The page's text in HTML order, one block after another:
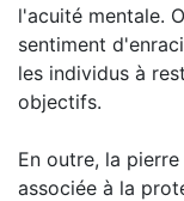
l'acuité mentale.
sentiment
les individus à
objectifs.
En outre, la
associée à la